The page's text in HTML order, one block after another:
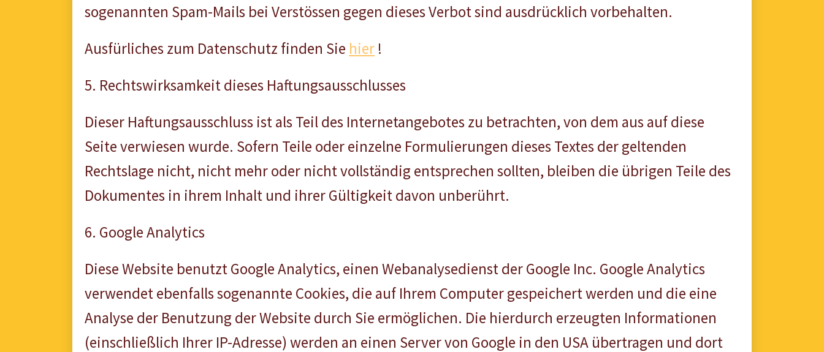
sogenannten Spam-Mails bei Verstössen gegen dieses Verbot sind ausdrücklich vorbehalten.
Ausfürliches zum Datenschutz finden Sie hier !
5. Rechtswirksamkeit dieses Haftungsausschlusses
Dieser Haftungsausschluss ist als Teil des Internetangebotes zu betrachten, von dem aus auf diese
Seite verwiesen wurde. Sofern Teile oder einzelne Formulierungen dieses Textes der geltenden
Rechtslage nicht, nicht mehr oder nicht vollständig entsprechen sollten, bleiben die übrigen Teile des
Dokumentes in ihrem Inhalt und ihrer Gültigkeit davon unberührt.
6. Google Analytics
Diese Website benutzt Google Analytics, einen Webanalysedienst der Google Inc. Google Analytics
verwendet ebenfalls sogenannte Cookies, die auf Ihrem Computer gespeichert werden und die eine
Analyse der Benutzung der Website durch Sie ermöglichen. Die hierdurch erzeugten Informationen
(einschließlich Ihrer IP-Adresse) werden an einen Server von Google in den USA übertragen und dort